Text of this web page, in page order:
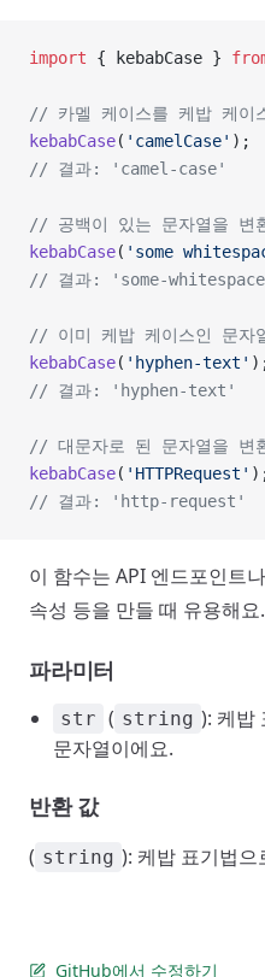
import { kebabCase }
// 카멜 케이스를 케밥 케이
kebabCase( 'camelCase' );
// 결과: 'camel-case'
// 공백이 있는 문자열을 변
kebabCase( 'some
// 결과: 'some-
// 이미 케밥 케이스인 문자
kebabCase( 'hyphen-text'
// 결과: 'hyphen-text'
// 대문자로 된 문자열을 변
kebabCase( 'HTTPRequest'
// 결과: 'http-request'
이 함수는 API 엔드포인트
속성 등을 만들 때 유용해요.
파라미터
str ( string ): 케밥
문자열이에요.
반환 값
( string ): 케밥 표기법
GitHub에서 수정하기